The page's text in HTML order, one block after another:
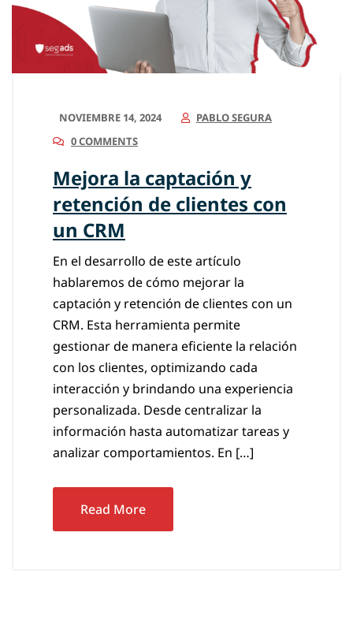
NOVIEMBRE 14, 2024
PABLO SEGURA
0 COMMENTS
Mejora la captación y
retención de clientes con
un CRM
En el desarrollo de este artículo
hablaremos de cómo mejorar la
captación y retención de clientes con un
CRM. Esta herramienta permite
gestionar de manera eficiente la relación
con los clientes, optimizando cada
interacción y brindando una experiencia
personalizada. Desde centralizar la
información hasta automatizar tareas y
analizar comportamientos. En […]
Read More